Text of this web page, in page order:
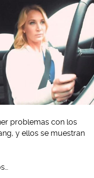
problemas con los
y ellos se muestran